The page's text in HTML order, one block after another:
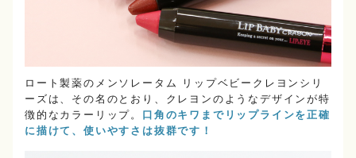
ロート製薬のメンソレータム リップベビークレヨンシリ
ーズは、その名のとおり、クレヨンのようなデザインが特
徴的なカラーリップ。 口角のキワまでリップラインを正確
に描けて、使いやすさは抜群です！